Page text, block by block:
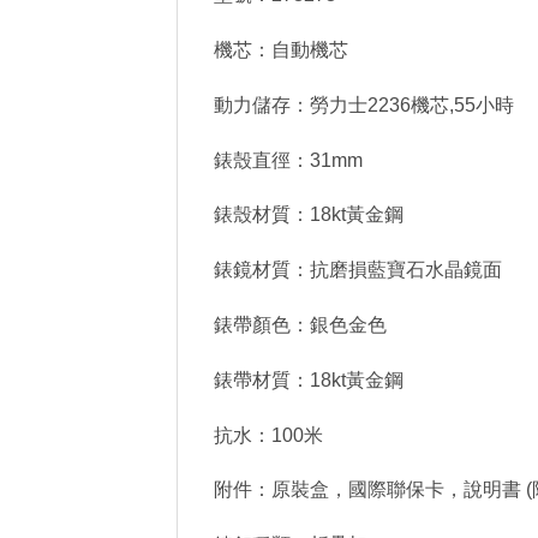
機芯：自動機芯
動力儲存：勞力士2236機芯,55小時
錶殼直徑：31mm
錶殼材質：18kt黃金鋼
錶鏡材質：抗磨損藍寶石水晶鏡面
錶帶顏色：銀色金色
錶帶材質：18kt黃金鋼
抗水：100米
附件：原裝盒，國際聯保卡，說明書 (